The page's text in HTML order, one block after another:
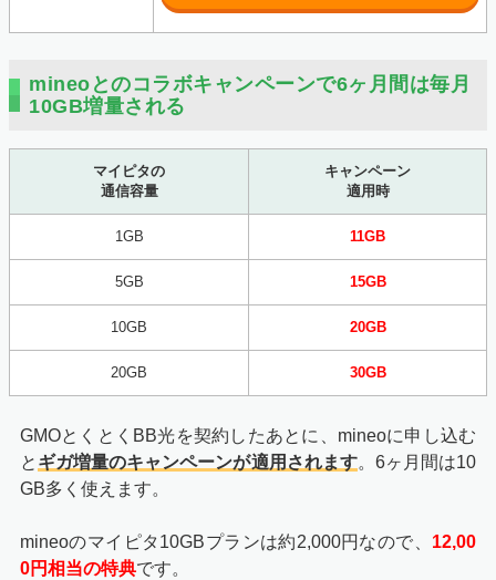
mineoとのコラボキャンペーンで6ヶ月間は毎月
10GB増量される
マイピタの
通信容量
キャンペーン
適用時
1GB 11GB
5GB 15GB
10GB 20GB
20GB 30GB
GMOとくとくBB光を契約したあとに、mineoに申し込む
と ギガ増量のキャンペーンが適用されます。6ヶ月間は10
GB多く使えます。
mineoのマイピタ10GBプランは約2,000円なので、 12,00
0円相当の特典です。